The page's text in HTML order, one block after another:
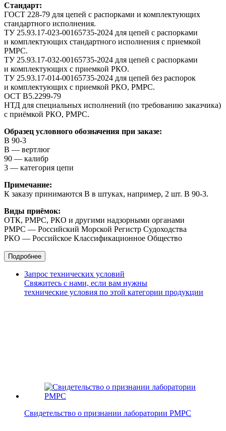
Стандарт:
ГОСТ 228-79 для цепей с распорками и комплектующих
стандартного исполнения.
ТУ 25.93.17-023-00165735-2024 для цепей с распорками
и комплектующих стандартного исполнения с приемкой
РМРС.
ТУ 25.93.17-032-00165735-2024 для цепей с распорками
и комплектующих с приемкой РКО.
ТУ 25.93.17-014-00165735-2024 для цепей без распорок
и комплектующих с приемкой РКО, РМРС.
ОСТ В5.2299-79
НТД для специальных исполнений (по требованию заказчика)
с приёмкой РКО, РМРС.
Образец условного обозначения при заказе:
В 90-3
В — вертлюг
90 — калибр
3 — категория цепи
Примечание:
К заказу принимаются В в штуках, например, 2 шт. В 90-3.
Виды приёмок:
ОТК, РМРС, РКО и другими надзорными органами
РМРС — Российский Морской Регистр Судоходства
РКО — Российское Классификационное Общество
Подробнее
Запрос технических условий
Свяжитесь с нами, если вам нужны
технические условия по этой категории продукции
Свидетельство о признании лаборатории РМРС